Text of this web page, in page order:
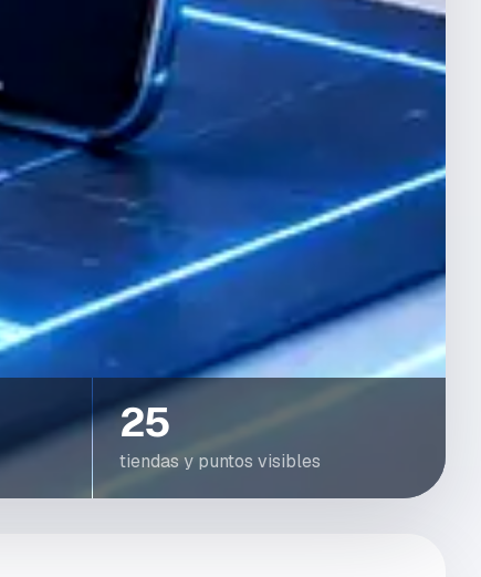
25
tiendas y puntos visibles